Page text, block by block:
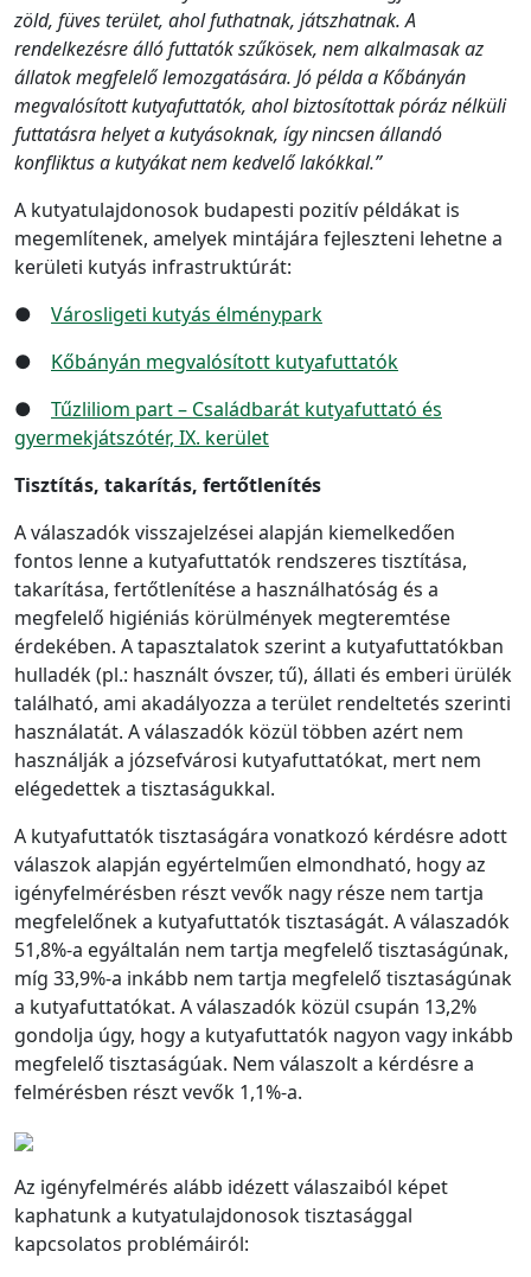
zöld, füves terület, ahol futhatnak, játszhatnak. A
rendelkezésre álló futtatók szűkösek, nem alkalmasak az
állatok megfelelő lemozgatására. Jó példa a Kőbányán
megvalósított kutyafuttatók, ahol biztosítottak póráz nélküli
futtatásra helyet a kutyásoknak, így nincsen állandó
konfliktus a kutyákat nem kedvelő lakókkal.”
A kutyatulajdonosok budapesti pozitív példákat is
megemlítenek, amelyek mintájára fejleszteni lehetne a
kerületi kutyás infrastruktúrát:
● Városligeti kutyás élménypark
● Kőbányán megvalósított kutyafuttatók
● Tűzliliom part – Családbarát kutyafuttató és
gyermekjátszótér, IX. kerület
Tisztítás, takarítás, fertőtlenítés
A válaszadók visszajelzései alapján kiemelkedően
fontos lenne a kutyafuttatók rendszeres tisztítása,
takarítása, fertőtlenítése a használhatóság és a
megfelelő higiéniás körülmények megteremtése
érdekében. A tapasztalatok szerint a kutyafuttatókban
hulladék (pl.: használt óvszer, tű), állati és emberi ürülék
található, ami akadályozza a terület rendeltetés szerinti
használatát. A válaszadók közül többen azért nem
használják a józsefvárosi kutyafuttatókat, mert nem
elégedettek a tisztaságukkal.
A kutyafuttatók tisztaságára vonatkozó kérdésre adott
válaszok alapján egyértelműen elmondható, hogy az
igényfelmérésben részt vevők nagy része nem tartja
megfelelőnek a kutyafuttatók tisztaságát. A válaszadók
51,8%-a egyáltalán nem tartja megfelelő tisztaságúnak,
míg 33,9%-a inkább nem tartja megfelelő tisztaságúnak
a kutyafuttatókat. A válaszadók közül csupán 13,2%
gondolja úgy, hogy a kutyafuttatók nagyon vagy inkább
megfelelő tisztaságúak. Nem válaszolt a kérdésre a
felmérésben részt vevők 1,1%-a.
Az igényfelmérés alább idézett válaszaiból képet
kaphatunk a kutyatulajdonosok tisztasággal
kapcsolatos problémáiról: